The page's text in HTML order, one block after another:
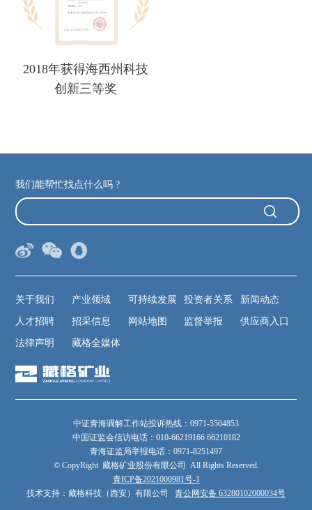
2018年获得海西州科技
创新三等奖
我们能帮忙找点什么吗 ?
关于我们 产业领域 可持续发展 投资者关系
新闻动态
人才招聘
招采信息 网站地图 监督举报
供应商入口
法律声明
藏格全媒体
中证青海调解工作站投诉热线：0971-5504853
中国证监会信访电话：010-66219166 66210182
青海证监局举报电话：0971-8251497
© CopyRight 藏格矿业股份有限公司 All Rights Reserved.
青ICP备2021000981号-1
技术支持：藏格科技（西安）有限公司
青公网安备 63280102000034号